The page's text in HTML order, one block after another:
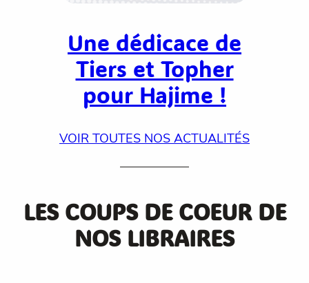
Une dédicace de
Tiers et Topher
pour Hajime !
VOIR TOUTES NOS ACTUALITÉS
LES COUPS DE COEUR DE
NOS LIBRAIRES